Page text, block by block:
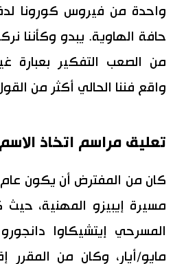
واحدة من فيروس كورونا
حافة الهاوية. يبدو وكأننا
من الصعب التفكير بعبارة
واقع فننا الحالي أكثر من
تعليق مراسم اتخاذ
مسيرة إيبيزو المهنية، حيث
المسرحي إيتشيكاوا
مايو/أيار، وكان من